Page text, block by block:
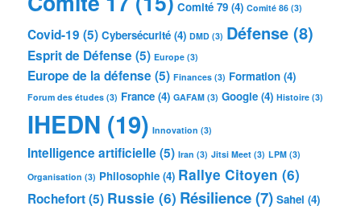
Comité 79 (4) Comité 86 (3)
Covid-19 (5) Cybersécurité (4) DMD (3) Défense (8)
Esprit de Défense (5) Europe (3)
Europe de la défense (5) Finances (3) Formation (4)
Forum des études (3) France (4) GAFAM (3) Google (4) Histoire (3)
IHEDN (19) Innovation (3)
Intelligence artificielle (5) Iran (3) Jitsi Meet (3) LPM (3)
Organisation (3) Philosophie (4) Rallye Citoyen (6)
Rochefort(5) Russie (6) Résilience(7) Sahel (4)